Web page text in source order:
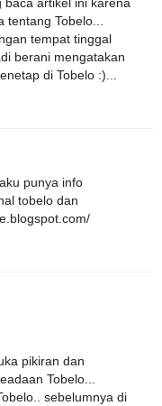
Tobelo...
tempat tinggal
berani mengatakan
di Tobelo :)...
punya info
tobelo dan
pikiran dan
Tobelo...
sebelumnya di